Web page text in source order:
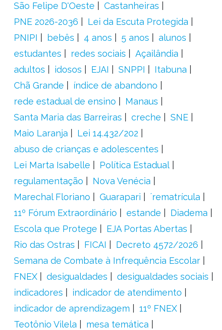
São Felipe D'Oeste
Castanheiras
PNE 2026-2036
Lei da Escuta Protegida
PNIPI
bebês 4 anos 5 anos
alunos
estudantes
redes sociais
Açailândia
adultos
idosos EJAI SNPPI
Itabuna
Chã Grande
índice de abandono
rede estadual de ensino
Manaus
Santa Maria das Barreiras
creche
SNE
Maio Laranja
Lei 14.432/202
abuso de crianças e adolescentes
Lei Marta Isabelle
Política Estadual
regulamentação
Nova Venécia
Marechal Floriano
Guarapari
´rematrícula
11º Fórum Extraordinário
estande
Diadema
Escola que Protege
EJA Portas Abertas
Rio das Ostras
FICAI
Decreto 4572/2026
Semana de Combate à Infrequência Escolar
FNEX
desigualdades
desigualdades sociais
indicadores
indicador de atendimento
indicador de aprendizagem
11º FNEX
Teotônio Vilela
mesa temática